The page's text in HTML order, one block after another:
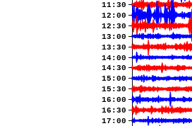
11:30
12:00
12:30
13:00
13:30
14:00
14:30
15:00
15:30
16:00
16:30
17:00